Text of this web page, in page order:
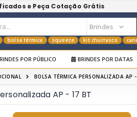
e Peça Cotação Grátis
bolsa térmica squeeze kit churrasco
POR PÚBLICO BRINDES POR DATAS
BOLSA TÉRMICA PERSONALIZADA AP
AP - 17 BT